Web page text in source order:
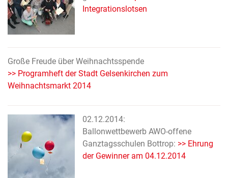
Integrationslotsen
Große Freude über Weihnachtsspende
>> Programheft der Stadt Gelsenkirchen zum
Weihnachtsmarkt 2014
02.12.2014:
Ballonwettbewerb AWO-offene
Ganztagsschulen Bottrop: >> Ehrung
der Gewinner am 04.12.2014